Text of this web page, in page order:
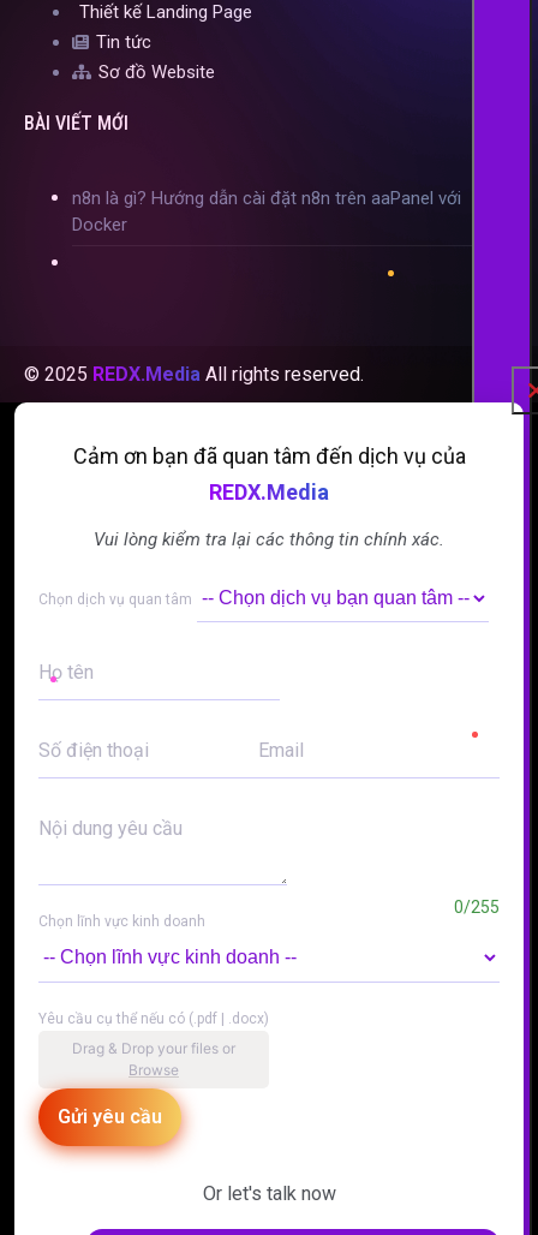
Thiết kế Landing Page
Tin tức
Sơ đồ Website
BÀI VIẾT MỚI
n8n là gì? Hướng dẫn cài đặt n8n trên aaPanel với
Docker
© 2025 REDX.Media All rights reserved.
Cảm ơn bạn đã quan tâm đến dịch vụ của
REDX.Media
Vui lòng kiểm tra lại các thông tin chính xác.
Chọn dịch vụ quan tâm
Họ tên
Số điện thoại Email
Nội dung yêu cầu
0/255
Chọn lĩnh vực kinh doanh
Yêu cầu cụ thể nếu có (.pdf | .docx)
Drag & Drop your files or
Browse
Gửi yêu cầu
Alternative:
Alternative:
Or let's talk now